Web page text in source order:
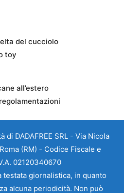
del cucciolo
toy
all’estero
di DADAFREE SRL - Via Nicola
(RM) - Codice Fiscale e
02120340670
testata giornalistica, in quanto
alcuna periodicità. Non può